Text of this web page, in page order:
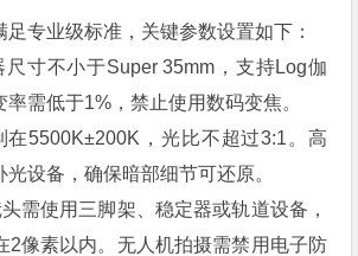
足专业级标准，关键参数设置如下：
寸不小于Super 35mm，支持Log伽
需低于1%，禁止使用数码变焦。
在5500K±200K，光比不超过3:1。高
设备，确保暗部细节可还原。
需使用三脚架、稳定器或轨道设备，
2像素以内。无人机拍摄需禁用电子防